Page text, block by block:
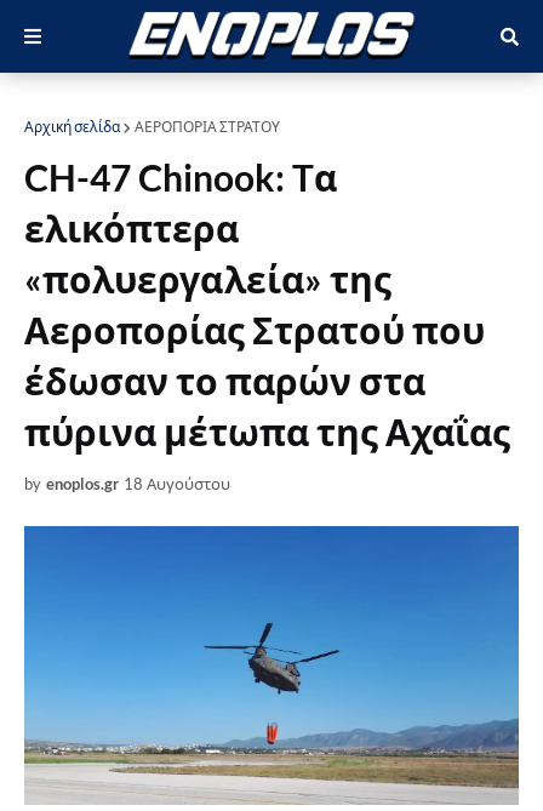
Αρχική σελίδα ΑΕΡΟΠΟΡΙΑ ΣΤΡΑΤΟΥ
CH-47 Chinook: Tα
ελικόπτερα
«πολυεργαλεία» της
Αεροπορίας Στρατού που
έδωσαν το παρών στα
πύρινα μέτωπα της Αχαΐας
by enoplos.gr 18 Αυγούστου